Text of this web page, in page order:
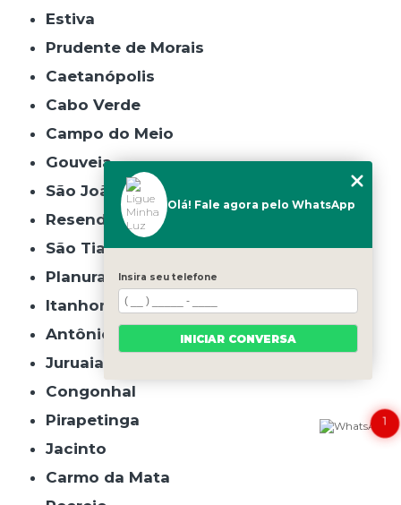
Estiva
Prudente de Morais
Caetanópolis
Cabo Verde
Campo do Meio
Gouveia
São João do Manhuaçu
Resende Costa
São Tiago
Planura
Itanhomi
Antônio Carlos
Juruaia
Congonhal
Pirapetinga
Jacinto
Carmo da Mata
1
Olá! Fale agora pelo WhatsApp
Insira seu telefone
INICIAR CONVERSA